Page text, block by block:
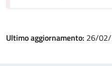
Ultimo aggiornamento: 26/